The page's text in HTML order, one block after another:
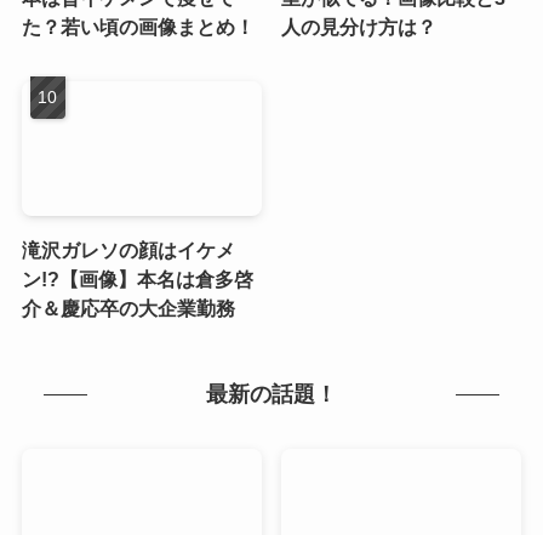
た？若い頃の画像まとめ！
人の見分け方は？
滝沢ガレソの顔はイケメ
ン!?【画像】本名は倉多啓
介＆慶応卒の大企業勤務
最新の話題！